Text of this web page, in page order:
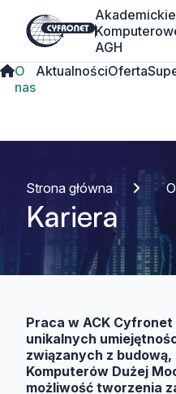
AGH
O
nas
AktualnościOferta
Strona główna
Kariera
Praca w ACK
unikalnych
związanych z
Komputerów Dużej
możliwość tworzenia